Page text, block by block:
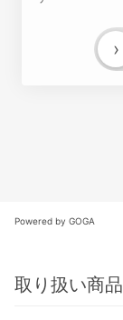
›
Powered by GOGA
取り扱い商品